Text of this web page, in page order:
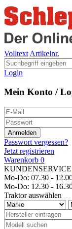
Volltext Artikelnr.
Login
Mein Konto /
Passwort vergessen?
Jetzt registrieren
Warenkorb 0
KUNDENSERVICE
Mo-Do: 07.30 -
Mo-Do: 12.30 -
Traktor auswählen